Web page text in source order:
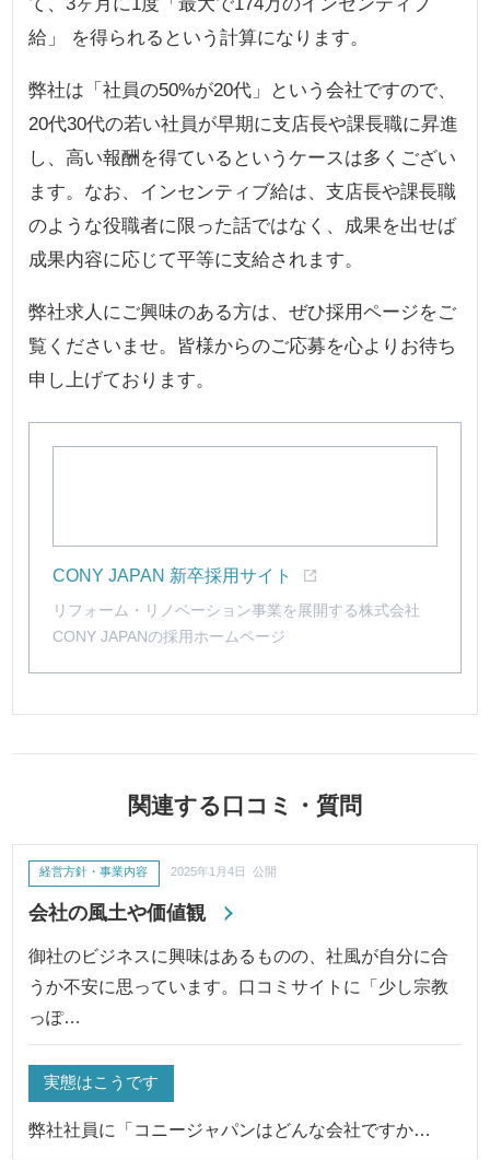
給」 を得られるという計算になります。
弊社は「社員の50%が20代」という会社ですので、
20代30代の若い社員が早期に支店長や課長職に昇進
し、高い報酬を得ているというケースは多くござい
ます。なお、インセンティブ給は、支店長や課長職
のような役職者に限った話ではなく、成果を出せば
成果内容に応じて平等に支給されます。
弊社求人にご興味のある方は、ぜひ採用ページをご
覧くださいませ。皆様からのご応募を心よりお待ち
申し上げております。
CONY JAPAN 新卒採用サイト
リフォーム・リノベーション事業を展開する株式会社
CONY JAPANの採用ホームページ
関連する口コミ・質問
会社の風土や価値観
経営方針・事業内容 2025年1月4日 公開
御社のビジネスに興味はあるものの、社風が自分に合
うか不安に思っています。口コミサイトに「少し宗教
っぽ…
実態はこうです
弊社社員に「コニージャパンはどんな会社ですか…